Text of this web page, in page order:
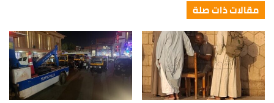
مقالات ذات صلة